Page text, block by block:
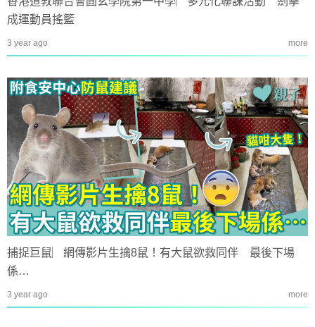
成運動員搖籃
3 year ago more
捕捉巨鼠︳網傳影片生擒8鼠！有大鼠欲救同伴 最後下場
係…
3 year ago more